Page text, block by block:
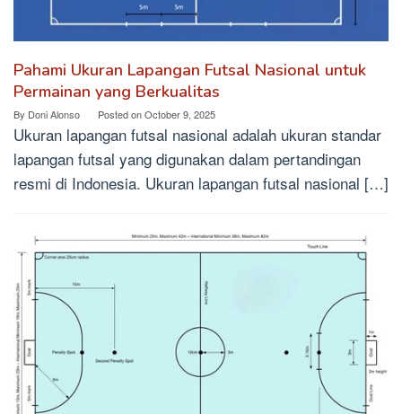
Pahami Ukuran Lapangan Futsal Nasional untuk
Permainan yang Berkualitas
By Doni Alonso Posted onOctober 9, 2025
Ukuran lapangan futsal nasional adalah ukuran standar
lapangan futsal yang digunakan dalam pertandingan
resmi di Indonesia. Ukuran lapangan futsal nasional […]